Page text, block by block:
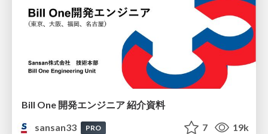
Bill One 開発エンジニア 紹介資料
sansan33
PRO 7 19k